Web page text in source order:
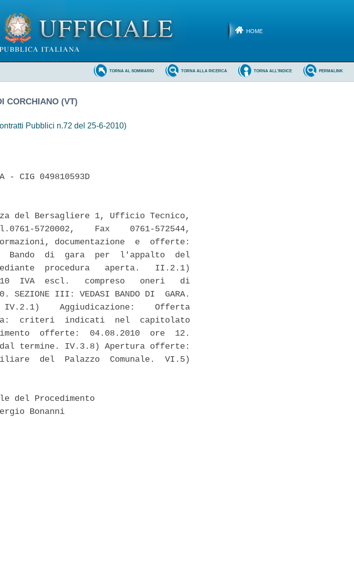
HOME
PERMALINK
TORNA ALL'INDICE
TORNA ALLA RICERCA
TORNA AL SOMMARIO
CORCHIANO (VT)
Pubblici n.72 del 25-6-2010)
- CIG 049810593D
del Bersagliere 1, Ufficio Tecnico,
5720002,    Fax    0761-572544,
documentazione  e  offerte:
di  gara  per  l'appalto  del
procedura   aperta.   II.2.1)
IVA  escl.   compreso   oneri   di
III: VEDASI BANDO DI  GARA.
Aggiudicazione:    Offerta
criteri  indicati  nel  capitolato
offerte:  04.08.2010  ore  12.
termine. IV.3.8) Apertura offerte:
del  Palazzo  Comunale.  VI.5)
del Procedimento
Bonanni